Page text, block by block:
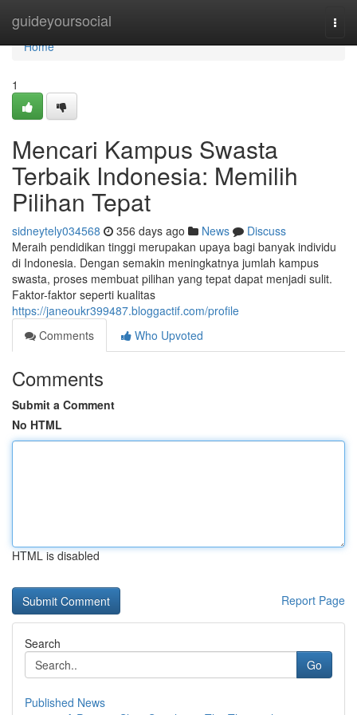
guideyoursocial
Home
Home
1
Mencari Kampus Swasta
Terbaik Indonesia: Memilih
Pilihan Tepat
sidneytely034568 356 days ago News
Discuss
Meraih pendidikan tinggi merupakan upaya bagi banyak individu
di Indonesia. Dengan semakin meningkatnya jumlah kampus
swasta, proses membuat pilihan yang tepat dapat menjadi sulit.
Faktor-faktor seperti kualitas
https://janeoukr399487.bloggactif.com/profile
Comments
Who Upvoted
Comments
Submit a Comment
No HTML
HTML is disabled
Report Page
Search
Go
Published News